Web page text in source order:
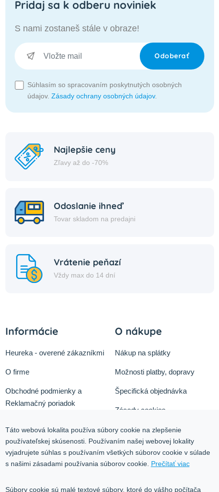
Pridaj sa k odberu noviniek
S nami zostaneš stále v obraze!
Odoberať
Súhlasím so spracovaním poskytnutých osobných
údajov. Zásady ochrany osobných údajov.
Najlepšie ceny
Zľavy až do -70%
Odoslanie ihneď
Tovar skladom na predajni
Vrátenie peňazí
Vždy max do 14 dní
Informácie
Heureka - overené zákazníkmi
O firme
Obchodné podmienky a
Reklamačný poriadok
Služby
Kontakt
O nákupe
Nákup na splátky
Možnosti platby, dopravy
Špecifická objednávka
Zásady cookies
Ochrana osobných údajov
Blog
Kontakt
Táto webová lokalita používa súbory cookie na zlepšenie
používateľskej skúsenosti. Používaním našej webovej lokality
vyjadrujete súhlas s používaním všetkých súborov cookie v súlade
s našimi zásadami používania súborov cookie. Prečítať viac
Súbory cookie sú malé textové súbory, ktoré do vášho počítača